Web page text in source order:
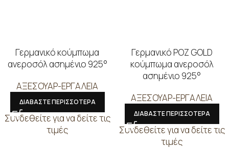
Γερμανικό κούμπωμα
ανεροσόλ ασημένιο 925°
ΑΞΕΣΟΥΑΡ-ΕΡΓΑΛΕΙΑ
ΔΙΑΒΑΣΤΕ ΠΕΡΙΣΣΟΤΕΡΑ
Συνδεθείτε για να δείτε τις
τιμές
Γερμανικό ΡΟΖ GOLD
κούμπωμα ανεροσόλ
ασημένιο 925°
ΑΞΕΣΟΥΑΡ-ΕΡΓΑΛΕΙΑ
ΔΙΑΒΑΣΤΕ ΠΕΡΙΣΣΟΤΕΡΑ
Συνδεθείτε για να δείτε τις
τιμές